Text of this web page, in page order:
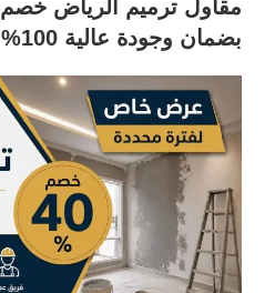
بضمان وجودة عالية 100% احجز الان